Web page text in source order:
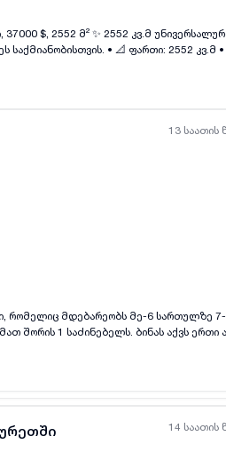
კომერციული
2552 კვ.მ • 🏢 სართული: 4-ე /
13 საათის
რომელიც მდებარეობს მე-6 სართულზე 7-
შორის 1 საძინებელს. ბინას აქვს ერთი
ახალი შენობა
ჰარმონიული განლაგებით, რაც ქმნის
14 საათის